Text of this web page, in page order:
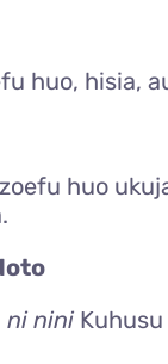
huo, hisia,
huo
ni nini